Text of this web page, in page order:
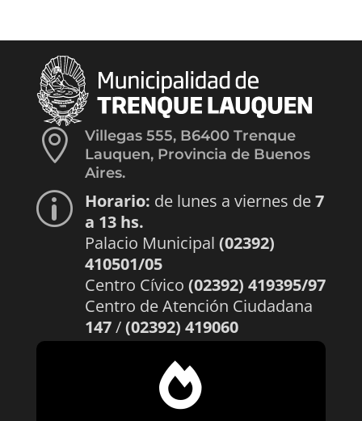

Villegas 555, B6400 Trenque
Lauquen, Provincia de Buenos
Aires.
p Horario: de lunes a viernes de7
a 13 hs.
Palacio Municipal (02392)
410501/05
Centro Cívico (02392) 419395/97
Centro de Atención Ciudadana
147/(02392) 419060
